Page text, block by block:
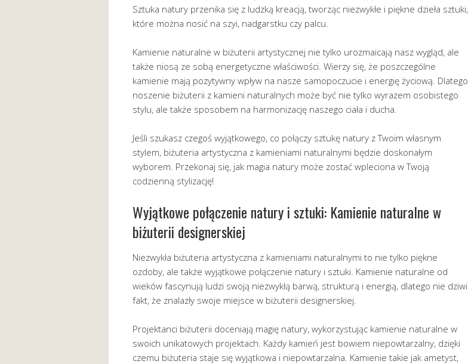
Sztuka natury przenika się z ludzką kreacją, tworząc niezwykłe i piękne dzieła sztuki,
które można nosić na szyi, nadgarstku czy palcu.
Kamienie naturalne w biżuterii artystycznej nie tylko urozmaicają nasz wygląd, ale
także niosą ze sobą energetyczne właściwości. Wierzy się, że poszczególne
kamienie mają pozytywny wpływ na nasze samopoczucie i energię życiową. Dlatego
noszenie biżuterii z kamieni naturalnych może być nie tylko wyrazem osobistego
stylu, ale także sposobem na harmonizację naszego ciała i ducha.
Jeśli szukasz czegoś wyjątkowego, co połączy sztukę natury z Twoim własnym
stylem, biżuteria artystyczna z kamieniami naturalnymi będzie doskonałym
wyborem. Przekonaj się, jak magia natury może zostać wpleciona w Twoją
codzienną stylizację!
Wyjątkowe połączenie natury i sztuki: Kamienie naturalne w
biżuterii designerskiej
Niezwykła biżuteria artystyczna z kamieniami naturalnymi to nie tylko piękne
ozdoby, ale także wyjątkowe połączenie natury i sztuki. Kamienie naturalne od
wieków fascynują ludzi swoją niezwykłą barwą, strukturą i energią, dlatego nie dziwi
fakt, że znalazły swoje miejsce w biżuterii designerskiej.
Projektanci biżuterii doceniają magię natury, wykorzystując kamienie naturalne w
swoich unikatowych projektach. Każdy kamień jest bowiem niepowtarzalny, dzięki
czemu biżuteria staje się wyjątkowa i niepowtarzalna. Kamienie takie jak ametyst,